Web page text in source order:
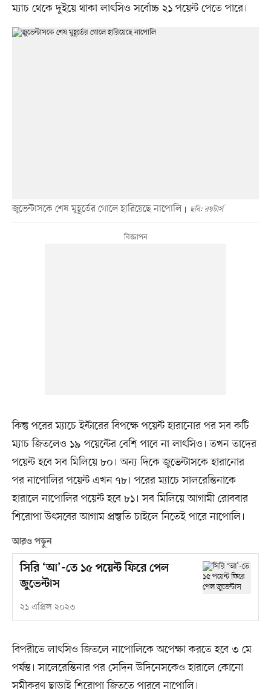
ম্যাচ থেকে দুইয়ে থাকা লাৎসিও সর্বোচ্চ ২১ পয়েন্ট পেতে পারে।
জুভেন্টাসকে শেষ মুহূর্তের গোলে হারিয়েছে নাপোলি ছবি: রয়টার্স
কিন্তু পরের ম্যাচে ইন্টারের বিপক্ষে পয়েন্ট হারানোর পর সব কটি
ম্যাচ জিতলেও ১৯ পয়েন্টের বেশি পাবে না লাৎসিও। তখন তাদের
পয়েন্ট হবে সব মিলিয়ে ৮০। অন্য দিকে জুভেন্টাসকে হারানোর
পর নাপোলির পয়েন্ট এখন ৭৮। পরের ম্যাচে সালরেন্তিনাকে
হারালে নাপোলির পয়েন্ট হবে ৮১। সব মিলিয়ে আগামী রোববার
শিরোপা উৎসবের আগাম প্রস্তুতি চাইলে নিতেই পারে নাপোলি।
আরও পড়ুন
সিরি ‘আ’-তে ১৫ পয়েন্ট ফিরে পেল
জুভেন্টাস
২১ এপ্রিল ২০২৩
বিপরীতে লাৎসিও জিতলে নাপোলিকে অপেক্ষা করতে হবে ৩ মে
পর্যন্ত। সালেরেন্তিনার পর সেদিন উদিনেসকেও হারালে কোনো